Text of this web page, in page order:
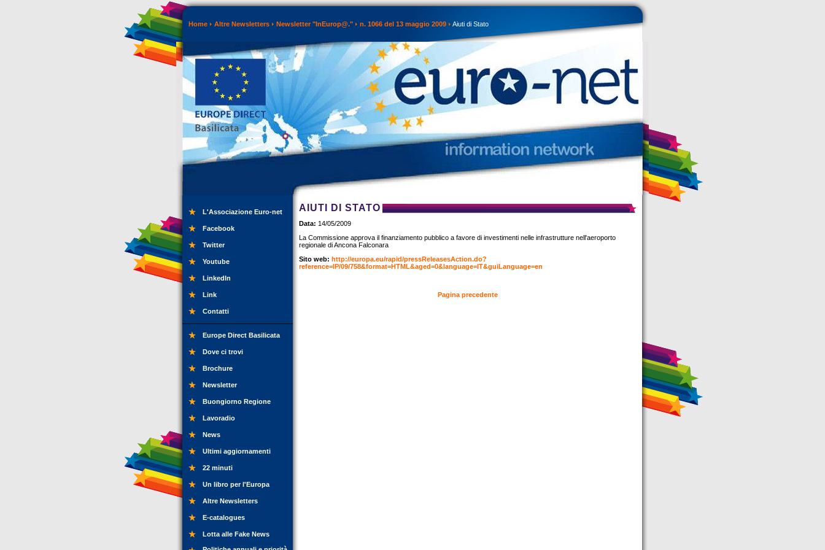
Home Altre Newsletters Newsletter "InEurop@." n. 1066 del 13 maggio 2009 Aiuti di Stato
L'Associazione Euro-net
Facebook
Twitter
Youtube
LinkedIn
Link
Contatti
Europe Direct Basilicata
Dove ci trovi
Brochure
Newsletter
Buongiorno Regione
Lavoradio
News
Ultimi aggiornamenti
22 minuti
Un libro per l'Europa
Altre Newsletters
E-catalogues
Lotta alle Fake News
AIUTI DI STATO
Data: 14/05/2009
La Commissione approva il finanziamento pubblico a favore di investimenti nelle infrastrutture nell'aeroporto
regionale di Ancona Falconara
Sito web: http://europa.eu/rapid/pressReleasesAction.do?
reference=IP/09/758&format=HTML&aged=0&language=IT&guiLanguage=en
Pagina precedente